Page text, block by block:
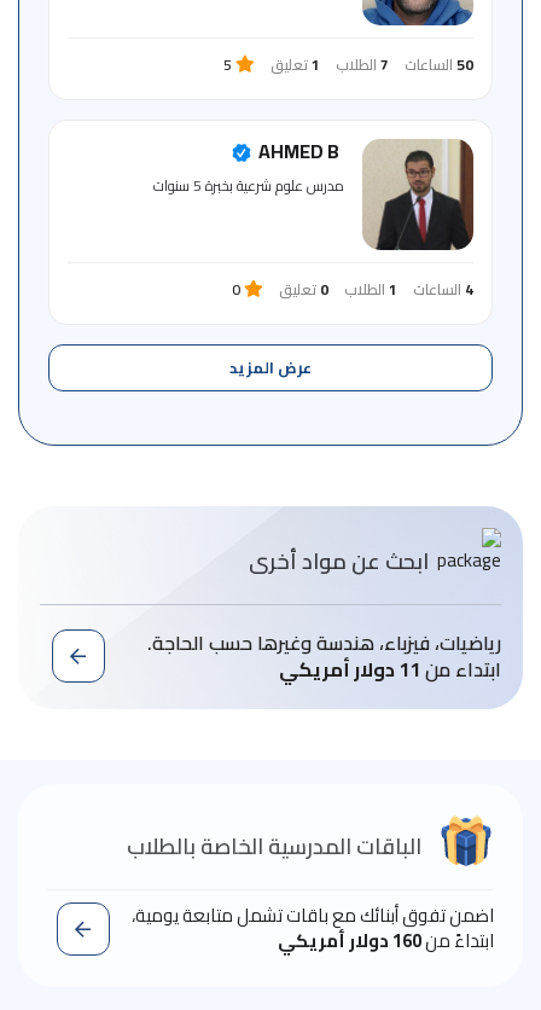
50الساعات 7الطلاب 1تعليق 5
AHMED B
مدرس علوم شرعية بخبرة 5 سنوات
4 الساعات 1الطلاب 0تعليق 0
عرض المزيد
ابحث عن مواد أخرى
رياضيات، فيزباء، هندسة وغيرها حسب الحاجة.
ابتداء من11 دولار أمريكي
الباقات المدرسية الخاصة بالطلاب
اضمن تفوق أبنائك مع باقات تشمل متابعة يومية،
ابتداءً من160 دولار أمريكي